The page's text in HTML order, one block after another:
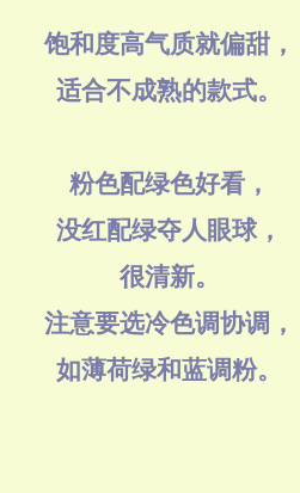
饱和度高气质就偏甜，
适合不成熟的款式。
粉色配绿色好看，
没红配绿夺人眼球，
很清新。
注意要选冷色调协调，
如薄荷绿和蓝调粉。